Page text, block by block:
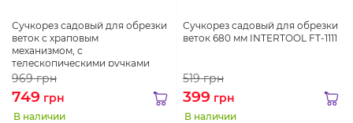
Сучкорез садовый для обрезки
веток c храповым
механизмом, с
телескопическими ручками
700-1030 мм INTERTOOL FT-1118
969грн
749 грн
В наличии
Сучкорез садовый для обрезки
веток 680 мм INTERTOOL FT-1111
519грн
399 грн
В наличии